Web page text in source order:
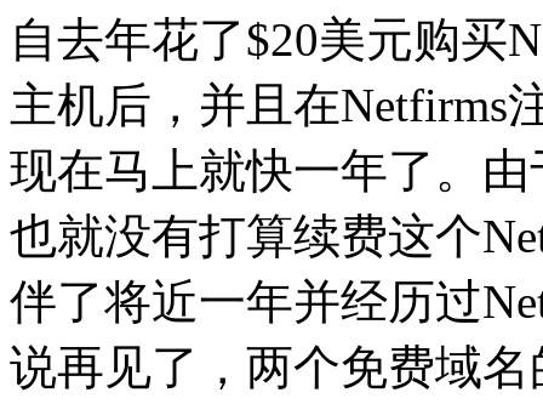
自去年花了$20美元购买
主机后，并且在Netfirms
现在马上就快一年了。
也就没有打算续费这个
伴了将近一年并经历过
说再见了，两个免费域